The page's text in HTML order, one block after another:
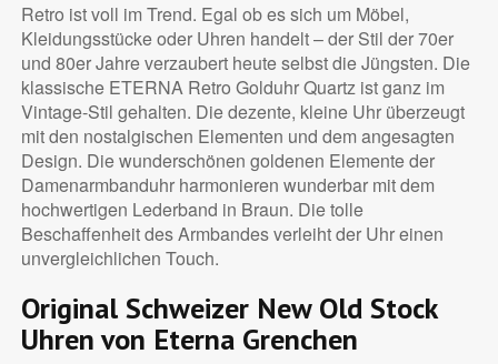
Retro ist voll im Trend. Egal ob es sich um Möbel,
Kleidungsstücke oder Uhren handelt – der Stil der 70er
und 80er Jahre verzaubert heute selbst die Jüngsten. Die
klassische ETERNA Retro Golduhr Quartz ist ganz im
Vintage-Stil gehalten. Die dezente, kleine Uhr überzeugt
mit den nostalgischen Elementen und dem angesagten
Design. Die wunderschönen goldenen Elemente der
Damenarmbanduhr harmonieren wunderbar mit dem
hochwertigen Lederband in Braun. Die tolle
Beschaffenheit des Armbandes verleiht der Uhr einen
unvergleichlichen Touch.
Original Schweizer New Old Stock
Uhren von Eterna Grenchen